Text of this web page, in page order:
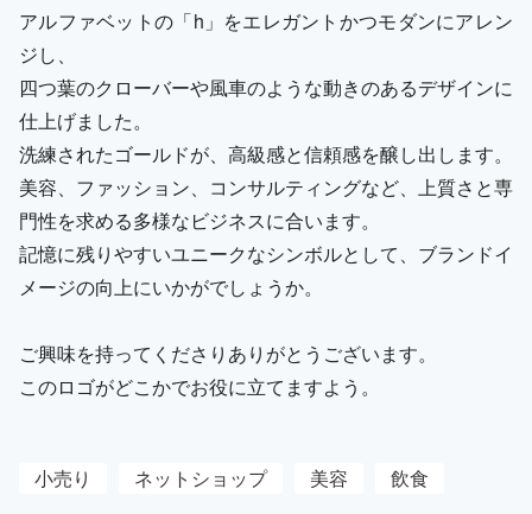
アルファベットの「h」をエレガントかつモダンにアレン
ジし、
四つ葉のクローバーや風車のような動きのあるデザインに
仕上げました。
洗練されたゴールドが、高級感と信頼感を醸し出します。
美容、ファッション、コンサルティングなど、上質さと専
門性を求める多様なビジネスに合います。
記憶に残りやすいユニークなシンボルとして、ブランドイ
メージの向上にいかがでしょうか。
ご興味を持ってくださりありがとうございます。
このロゴがどこかでお役に立てますよう。
小売り ネットショップ 美容 飲食